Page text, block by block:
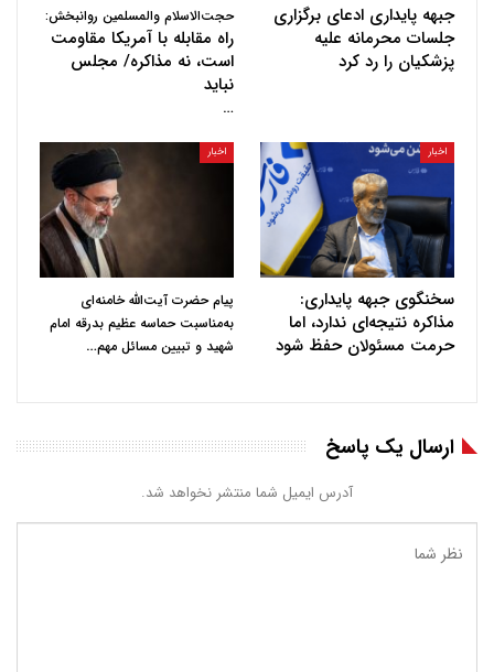
جبهه پایداری ادعای برگزاری
جلسات محرمانه علیه
پزشکیان را رد کرد
حجت‌الاسلام والمسلمین روانبخش:
راه مقابله با آمریکا مقاومت
است، نه مذاکره/ مجلس
نباید
…
اخبار
سخنگوی جبهه پایداری:
مذاکره نتیجه‌ای ندارد، اما
حرمت مسئولان حفظ شود
اخبار
پیام حضرت آیت‌الله خامنه‌ای
به‌مناسبت حماسه عظیم بدرقه امام
شهید و تبیین مسائل مهم…
ارسال یک پاسخ
آدرس ایمیل شما منتشر نخواهد شد.